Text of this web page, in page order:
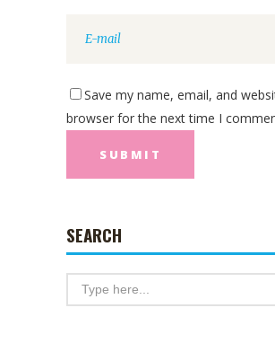
Save my name, email, and
browser for the next time I
SEARCH